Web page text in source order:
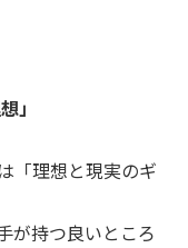
」
「理想と現実のギ
が持つ良いところ